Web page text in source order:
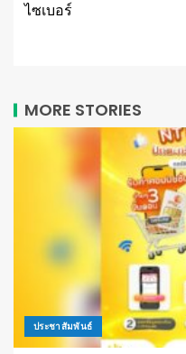
ไซเบอร์
MORE STORIES
ประชาสัมพันธ์